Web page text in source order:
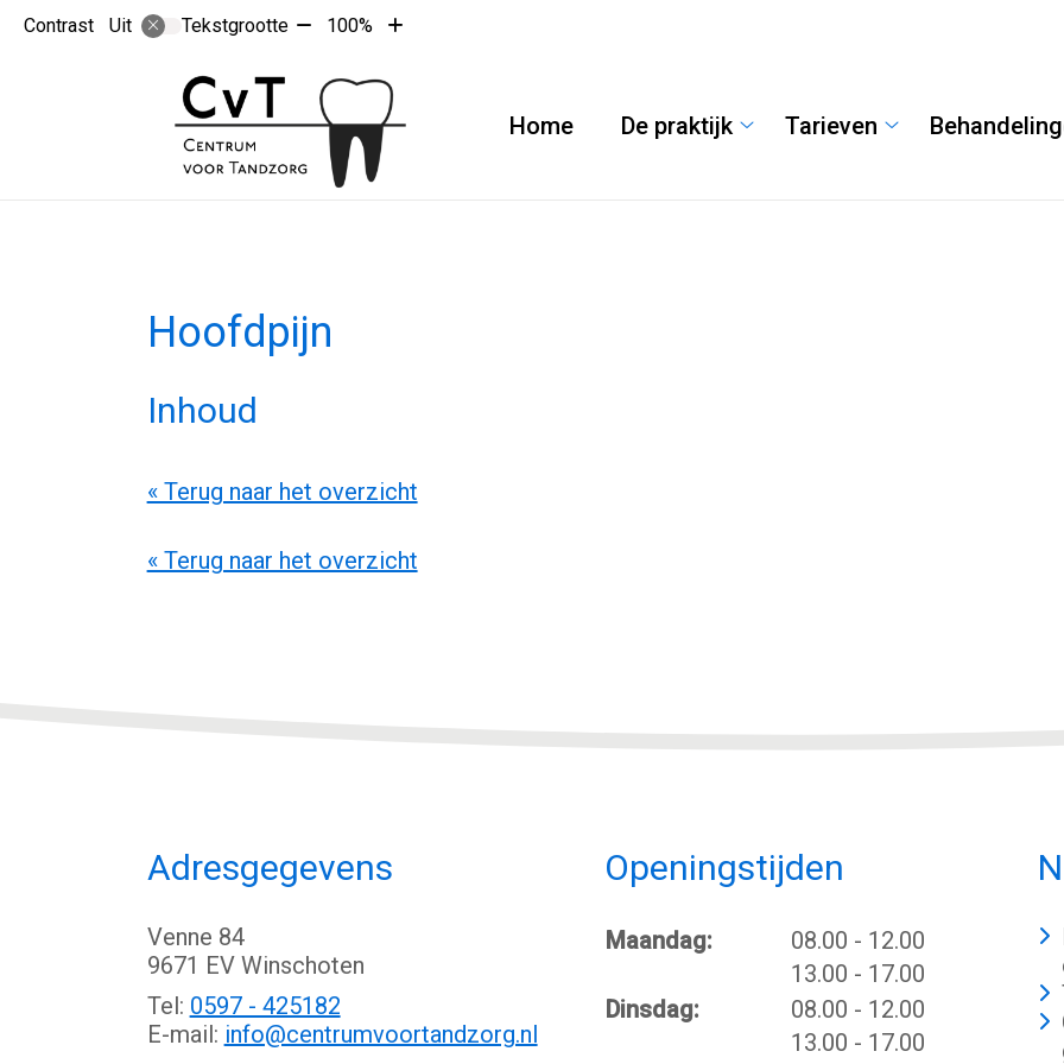
Contrast Uit Tekstgrootte Tekst
10%
100%
Tekst
10%
Home De praktijk Tarieven
Hoofdpijn
Inhoud
« Terug naar het overzicht
« Terug naar het overzicht
Adresgegevens
Venne 84
9671 EV Winschoten
Tel: 0597 - 425182
E-mail: info@centrumvoortandzorg.nl
Openingstijden
Maandag: 08.00 tot
- 12.00
13.00 tot
- 17.00
Dinsdag:
08.00 tot
- 12.00
13.00 tot
- 17.00